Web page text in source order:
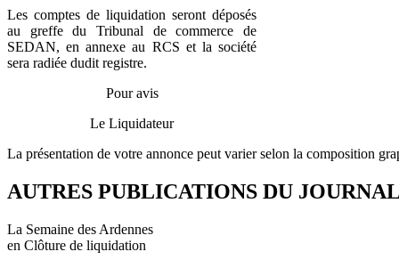
Les comptes de liquidation seront déposés
au greffe du Tribunal de commerce de
SEDAN, en annexe au RCS et la société
sera radiée dudit registre.
Pour avis
Le Liquidateur
La présentation de votre annonce peut varier selon la composition
AUTRES PUBLICATIONS DU
La Semaine des Ardennes
en Clôture de liquidation